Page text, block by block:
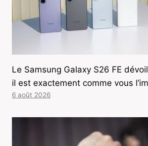
Le Samsung Galaxy S26 FE
il est exactement comme vous
6 août 2026